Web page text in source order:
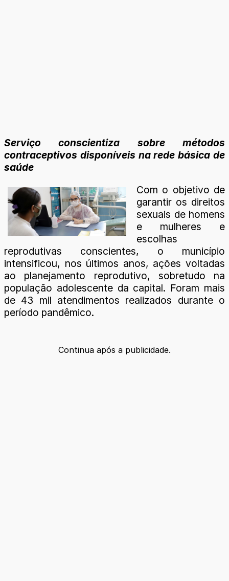
Serviço conscientiza sobre métodos
contraceptivos disponíveis na rede básica de
saúde
Com o objetivo de
garantir os direitos
sexuais de homens
e mulheres e
escolhas
reprodutivas conscientes, o município
intensificou, nos últimos anos, ações voltadas
ao planejamento reprodutivo, sobretudo na
população adolescente da capital. Foram mais
de 43 mil atendimentos realizados durante o
período pandêmico.
Continua após a publicidade.